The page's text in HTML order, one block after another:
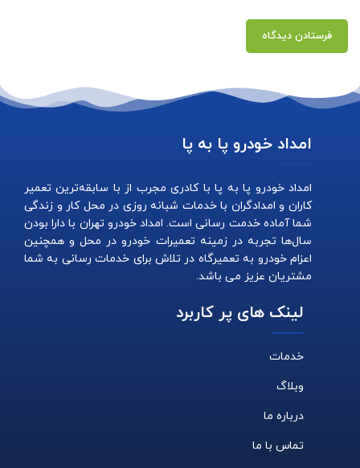
امداد خودرو پا به پا
امداد خودرو پا به پا با کادری مجرب از با سابقه‌ترین تعمیر
کاران و امدادگران با خدمات شبانه روزی در محل کار و زندگی
شما آماده خدمت رسانی است. امداد خودرو تهران با دارا بودن
سال‌ها تجربه در زمینه تعمیرات خودرو در محل و همچنین
اعزام خودرو به تعمیرگاه در تلاش برای خدمات رسانی به شما
مشتریان عزیز می باشد.
لینک های پر کاربرد
خدمات
وبلاگ
درباره ما
تماس با ما